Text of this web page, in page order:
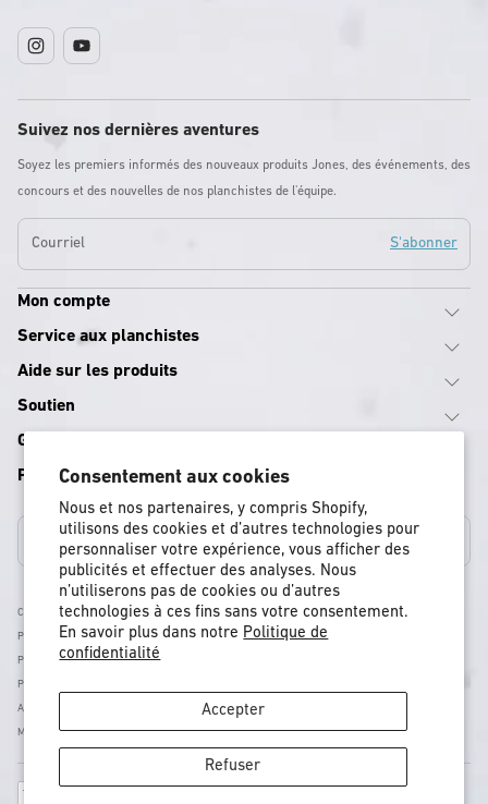
Consentement aux cookies
Nous et nos partenaires, y compris Shopify,
utilisons des cookies et d’autres technologies pour
personnaliser votre expérience, vous afficher des
publicités et effectuer des analyses. Nous
n’utiliserons pas de cookies ou d’autres
technologies à ces fins sans votre consentement.
En savoir plus dans notre Politique de
confidentialité
Accepter
Refuser
InstagramYouTube
Suivez nos dernières aventures
Soyez les premiers informés des nouveaux produits Jones, des événements, des
concours et des nouvelles de nos planchistes de l'équipe.
Courriel
S'abonner
Mon compte
Service aux planchistes
Aide sur les produits
Soutien
Guides d'équipement
Programmes
Conditions Générales
Politique D'expédition
Politique De Retour Et De Remboursement
Politique De Confidentialité
Accessibilité
Mentions Légales
Moyens